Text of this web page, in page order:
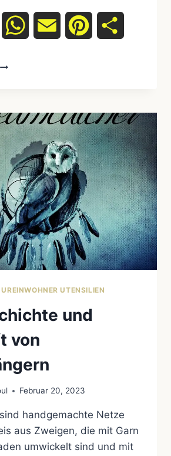
WhatsAppEmail Pinterest
DIE
UREINWOHNER UTENSILIEN
und
von
Februar 20, 2023
handgemachte Netze
aus Zweigen, die mit Garn
umwickelt sind und mit